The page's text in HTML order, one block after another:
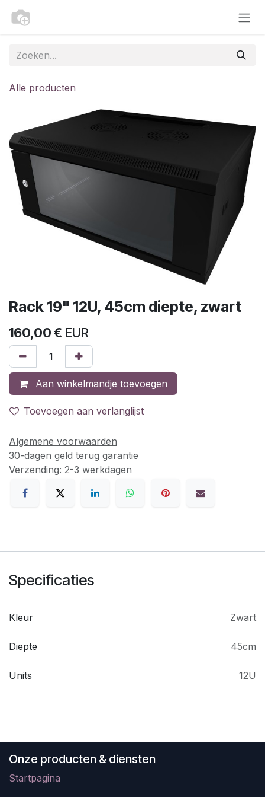
Alle producten
Rack 19" 12U, 45cm diepte, zwart
160,00€ EUR
Aan winkelmandje toevoegen
Toevoegen aan verlanglijst
Algemene voorwaarden
30-dagen geld terug garantie
Verzending: 2-3 werkdagen
Specificaties
Kleur Zwart
Diepte 45cm
Units 12U
Onze producten & diensten
Startpagina